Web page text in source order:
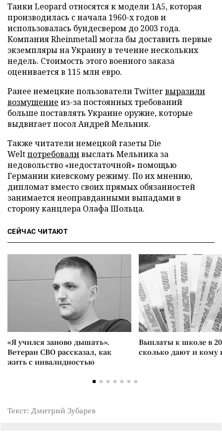
Танки Leopard относятся к модели 1A5, которая
производилась с начала 1960-х годов и
использовалась бундесвером до 2003 года.
Компания Rheinmetall могла бы доставить первые
экземпляры на Украину в течение нескольких
недель. Стоимость этого военного заказа
оценивается в 115 млн евро.
Ранее немецкие пользователи Twitterвыразили
возмущение из-за постоянных требований
больше поставлять Украине оружие, которые
выдвигает посол Андрей Мельник.
Также читатели немецкой газеты Die
Weltпотребоваливыслать Мельника за
недовольство «недостаточной» помощью
Германии киевскому режиму. По их мнению,
дипломат вместо своих прямых обязанностей
занимается неоправданными выпадами в
сторону канцлера Олафа Шольца.
СЕЙЧАС ЧИТАЮТ
«Я учился заново дышать».
Ветеран СВО рассказал, как
жить с инвалидностью
Выплаты к школе в
сколько дают и
Текст: Дмитрий Зубарев